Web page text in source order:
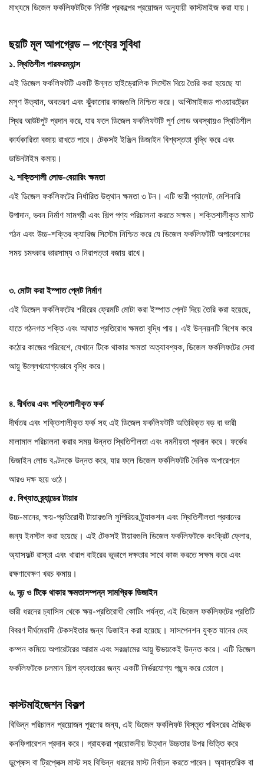
মাধ্যমে ডিজেল ফর্কলিফটটিকে নির্দিষ্ট প্রকল্পের প্রয়োজন অনুযায়ী কাস্টমাইজ করা যায়।
ছয়টি মূল আপগ্রেড – পণ্যের সুবিধা
১. স্থিতিশীল পারফরম্যান্স
এই ডিজেল ফর্কলিফটটি একটি উন্নত হাইড্রোলিক সিস্টেম দিয়ে তৈরি করা হয়েছে যা
মসৃণ উত্থান, অবতরণ এবং ঝুঁকানোর কাজগুলি নিশ্চিত করে। অপ্টিমাইজড পাওয়ারট্রেন
স্থির আউটপুট প্রদান করে, যার ফলে ডিজেল ফর্কলিফটটি পূর্ণ লোড অবস্থায়ও স্থিতিশীল
কার্যকারিতা বজায় রাখতে পারে। টেকসই ইঞ্জিন ডিজাইন বিশ্বস্ততা বৃদ্ধি করে এবং
ডাউনটাইম কমায়।
২. শক্তিশালী লোড-বেয়ারিং ক্ষমতা
এই ডিজেল ফর্কলিফটের নির্ধারিত উত্থান ক্ষমতা ৩ টন। এটি ভারী প্যালেট, মেশিনারি
উপাদান, ভবন নির্মাণ সামগ্রী এবং শিল্প পণ্য পরিচালনা করতে সক্ষম। শক্তিশালীকৃত মাস্ট
গঠন এবং উচ্চ-শক্তির ক্যারিজ সিস্টেম নিশ্চিত করে যে ডিজেল ফর্কলিফটটি অপারেশনের
সময় চমৎকার ভারসাম্য ও নিরাপত্তা বজায় রাখে।
৩. মোটা করা ইস্পাত প্লেট নির্মাণ
এই ডিজেল ফর্কলিফটের শরীরের ফ্রেমটি মোটা করা ইস্পাত প্লেট দিয়ে তৈরি করা হয়েছে,
যাতে গঠনগত শক্তি এবং আঘাত প্রতিরোধ ক্ষমতা বৃদ্ধি পায়। এই উন্নয়নটি বিশেষ করে
কঠোর কাজের পরিবেশে, যেখানে টিকে থাকার ক্ষমতা অত্যাবশ্যক, ডিজেল ফর্কলিফটের সেবা
আয়ু উল্লেখযোগ্যভাবে বৃদ্ধি করে।
৪. দীর্ঘতর এবং শক্তিশালীকৃত ফর্ক
দীর্ঘতর এবং শক্তিশালীকৃত ফর্ক সহ এই ডিজেল ফর্কলিফটটি অতিরিক্ত বড় বা ভারী
মালামাল পরিচালনা করার সময় উন্নত স্থিতিশীলতা এবং নমনীয়তা প্রদান করে। ফর্কের
ডিজাইন লোড বণ্টনকে উন্নত করে, যার ফলে ডিজেল ফর্কলিফটটি দৈনিক অপারেশনে
আরও দক্ষ হয়ে ওঠে।
৫. বিখ্যাত ব্র্যান্ডের টায়ার
উচ্চ-মানের, ক্ষয়-প্রতিরোধী টায়ারগুলি সুপিরিয়র ট্র্যাকশন এবং স্থিতিশীলতা প্রদানের
জন্য ইনস্টল করা হয়েছে। এই টেকসই টায়ারগুলি ডিজেল ফর্কলিফটকে কংক্রিট ফ্লোর,
অ্যাসফল্ট রাস্তা এবং খারাপ বাইরের ভূভাগে দক্ষতার সাথে কাজ করতে সক্ষম করে এবং
রক্ষণাবেক্ষণ খরচ কমায়।
৬. দৃঢ় ও টিকে থাকার ক্ষমতাসম্পন্ন সামগ্রিক ডিজাইন
ভারী ধরনের চ্যাসিস থেকে ক্ষয়-প্রতিরোধী কোটিং পর্যন্ত, এই ডিজেল ফর্কলিফটের প্রতিটি
বিবরণ দীর্ঘমেয়াদী টেকসইতার জন্য ডিজাইন করা হয়েছে। সাসপেনশন যুক্ত যানের দেহ
কম্পন কমিয়ে অপারেটরের আরাম এবং সরঞ্জামের আয়ু উভয়কেই উন্নত করে। এটি ডিজেল
ফর্কলিফটকে চলমান শিল্প ব্যবহারের জন্য একটি নির্ভরযোগ্য পছন্দ করে তোলে।
কাস্টমাইজেশন বিকল্প
বিভিন্ন পরিচালন প্রয়োজন পূরণের জন্য, এই ডিজেল ফর্কলিফট বিস্তৃত পরিসরের ঐচ্ছিক
কনফিগারেশন প্রদান করে। গ্রাহকরা প্রয়োজনীয় উত্থান উচ্চতার উপর ভিত্তি করে
ডুপ্লেক্স বা ট্রিপ্লেক্স মাস্ট সহ বিভিন্ন ধরনের মাস্ট নির্বাচন করতে পারেন। অ্যান্তরিক বা